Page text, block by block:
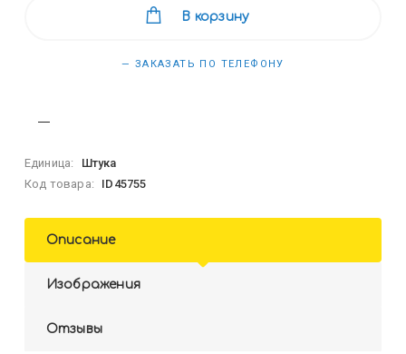
В корзину
— ЗАКАЗАТЬ ПО ТЕЛЕФОНУ
Единица:
Штука
Код товара:
ID45755
Описание
Изображения
Отзывы